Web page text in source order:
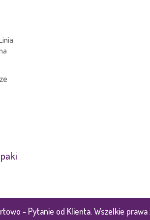
- Pytanie od Klienta. Wszelkie prawa